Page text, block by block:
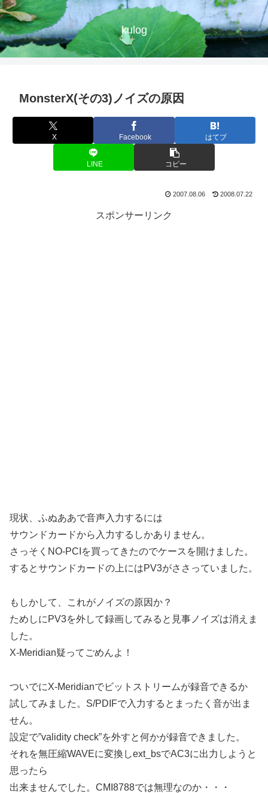
kulog
MonsterX(その3)ノイズの原因
X Facebook はてブ
LINE コピー
2007.08.06 2008.07.22
スポンサーリンク
現状、ふぬああで音声入力するには
サウンドカードから入力するしかありません。
さっそくNO-PCIを買ってきたのでケースを開けました。
するとサウンドカードの上にはPV3がささっていました。
もしかして、これがノイズの原因か？
ためしにPV3を外して録画してみると見事ノイズは消えま
した。
X-Meridian疑ってごめんよ！
ついでにX-Meridianでビットストリームが録音できるか
試してみました。S/PDIFで入力するとまったく音が出ま
せん。
設定で”validity check”を外すと何かが録音できました。
それを無圧縮WAVEに変換しext_bsでAC3に出力しようと
思ったら
出来ませんでした。CMI8788では無理なのか・・・